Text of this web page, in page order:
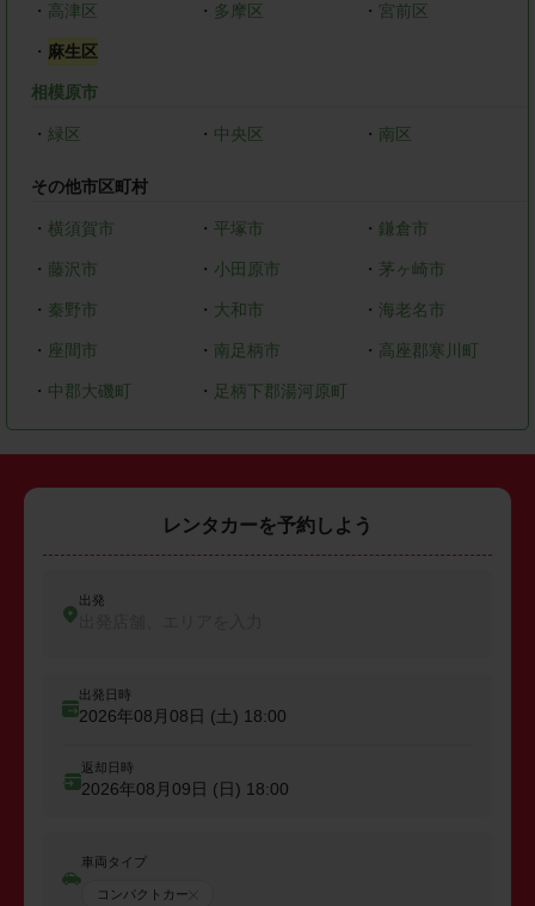
・ 高津区 ・ 多摩区 ・ 宮前区
・ 麻生区
相模原市
・ 緑区 ・ 中央区 ・ 南区
その他市区町村
・ 横須賀市 ・ 平塚市 ・ 鎌倉市
・ 藤沢市 ・ 小田原市 ・ 茅ヶ崎市
・ 秦野市 ・ 大和市 ・ 海老名市
・ 座間市 ・ 南足柄市 ・ 高座郡寒川町
・ 中郡大磯町 ・ 足柄下郡湯河原町
レンタカーを予約しよう
出発
出発日時
2026年08月08日 (土) 18:00
返却日時
2026年08月09日 (日) 18:00
車両タイプ
コンパクトカー